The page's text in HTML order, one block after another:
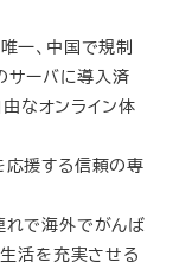
一、中国で規制
サーバに導入済
由なオンライン体
応援する信頼の専
れで海外でがんば
活を充実させる